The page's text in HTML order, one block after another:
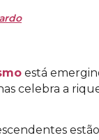
está
celebra a